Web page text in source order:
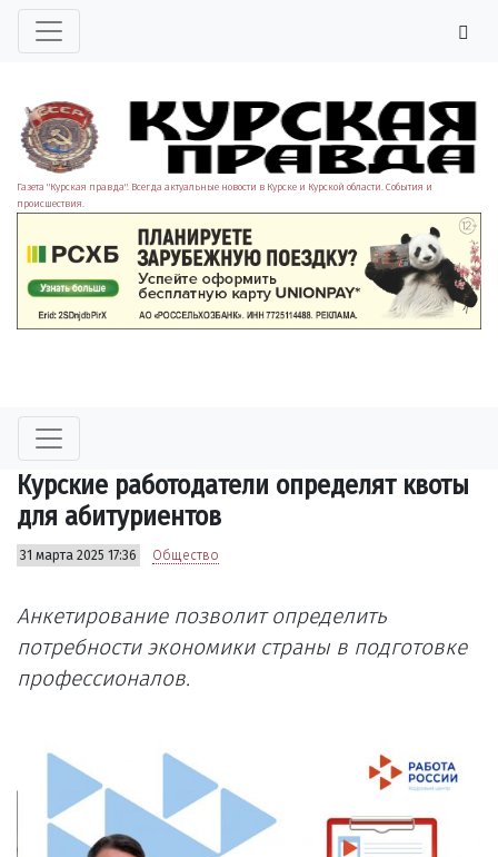
Газета "Курская правда". Всегда актуальные новости в Курске и Курской области. События и
происшествия.
Курские работодатели определят квоты
для абитуриентов
31 марта 2025 17:36 Общество
Анкетирование позволит определить
потребности экономики страны в подготовке
профессионалов.